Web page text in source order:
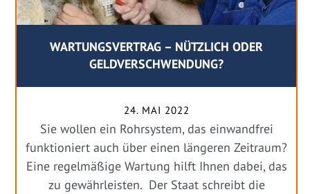
WARTUNGSVERTRAG – NÜTZLICH ODER
GELDVERSCHWENDUNG?
24. MAI 2022
Sie wollen ein Rohrsystem, das einwandfrei
funktioniert auch über einen längeren Zeitraum?
Eine regelmäßige Wartung hilft Ihnen dabei, das
zu gewährleisten. Der Staat schreibt die